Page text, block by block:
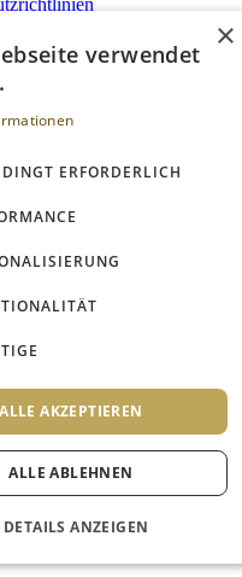
vorbehalten.
×
verwendet
ERFORDERLICH
ALLE AKZEPTIEREN
ALLE ABLEHNEN
DETAILS ANZEIGEN